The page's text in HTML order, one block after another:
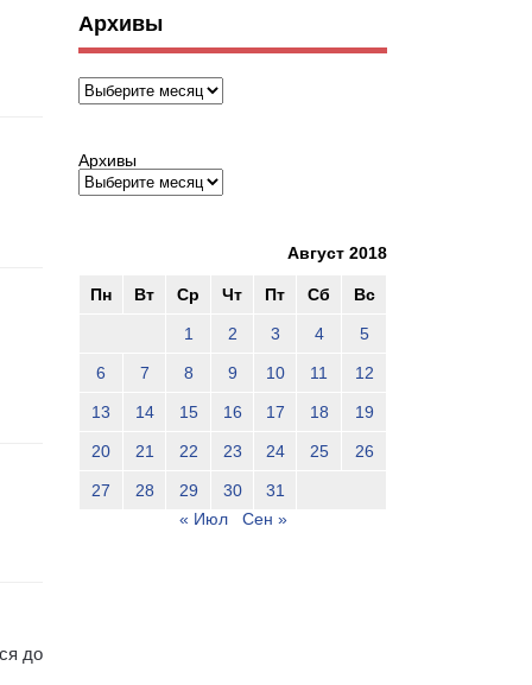
до
Архивы
Архивы
Архивы
Август 2018
Пн Вт Ср Чт Пт Сб Вс
1 2 3 4 5
6 7 8 9 10 11 12
13 14 15 16 17 18 19
20 21 22 23 24 25 26
27 28 29 30
31
« Июл
Сен »